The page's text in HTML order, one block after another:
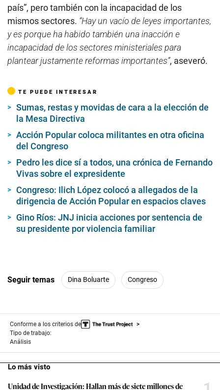
país”, pero también con la incapacidad de los
mismos sectores. “Hay un vacío de leyes importantes,
y es porque ha habido también una inacción e
incapacidad de los sectores ministeriales para
plantear justamente reformas importantes”, aseveró.
TE PUEDE INTERESAR
Sumas, restas y movidas de cara a la elección de
la Mesa Directiva
Acción Popular coloca militantes en otra oficina
del Congreso
Pedro les dice sí a todos, una crónica de Fernando
Vivas sobre el expresidente
Congreso: Ilich López colocó a allegados de la
dirigencia de Acción Popular en espacios claves
Gino Ríos: JNJ inicia acciones por sentencia de
su presidente por violencia familiar
Seguir temas Dina Boluarte Congreso
Conforme a los criterios de
Tipo de trabajo:
Análisis
Lo más visto
Unidad de Investigación: Hallan más de siete millones de